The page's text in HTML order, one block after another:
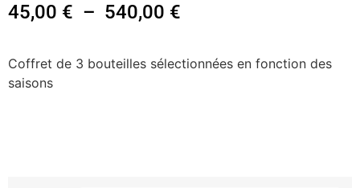
45,00 € – 540,00 €
Coffret de 3 bouteilles sélectionnées en fonction des
saisons